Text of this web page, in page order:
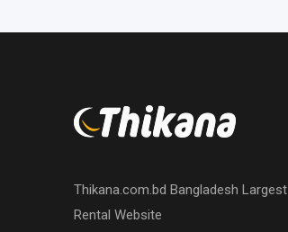
Thikana.com.bd Bangladesh Largest
Rental Website